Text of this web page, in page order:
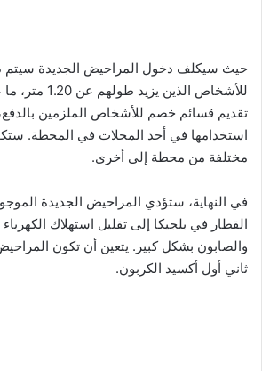
للأشخاص الذين
تقديم قسائم خصم للأشخاص الملزمين
استخدامها في أحد المحلات في المحطة.
مختلفة من محطة إلى أخرى.
في النهاية، ستؤدي المراحيض الجديدة
القطار في بلجيكا إلى تقليل استهلاك
والصابون بشكل كبير. يتعين أن تكون
ثاني أول أكسيد الكربون.